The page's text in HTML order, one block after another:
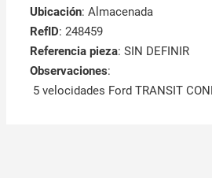
Ubicación: Almacenada
RefID: 248459
Referencia pieza: SIN DEFINIR
Observaciones:
5 velocidades Ford TRANSIT